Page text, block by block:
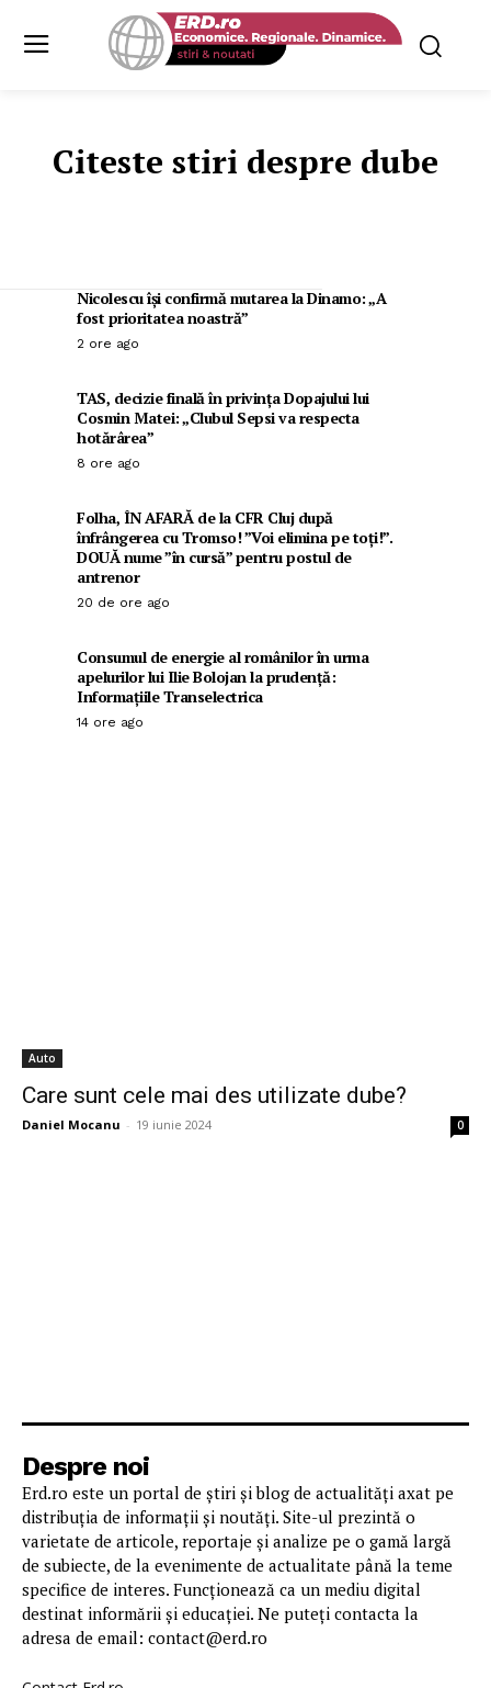
Citeste stiri despre dube
Nicolescu își confirmă mutarea la Dinamo: „A
fost prioritatea noastră”
2 ore ago
TAS, decizie finală în privința Dopajului lui
Cosmin Matei: „Clubul Sepsi va respecta
hotărârea”
8 ore ago
Folha, ÎN AFARĂ de la CFR Cluj după
înfrângerea cu Tromso! ”Voi elimina pe toți!”.
DOUĂ nume ”în cursă” pentru postul de
antrenor
20 de ore ago
Consumul de energie al românilor în urma
apelurilor lui Ilie Bolojan la prudență:
Informațiile Transelectrica
14 ore ago
Auto
Care sunt cele mai des utilizate dube?
Daniel Mocanu - 19 iunie 2024 0
Despre noi
Erd.ro este un portal de știri și blog de actualități axat pe
distribuția de informații și noutăți. Site-ul prezintă o
varietate de articole, reportaje și analize pe o gamă largă
de subiecte, de la evenimente de actualitate până la teme
specifice de interes. Funcționează ca un mediu digital
destinat informării și educației. Ne puteți contacta la
adresa de email: contact@erd.ro